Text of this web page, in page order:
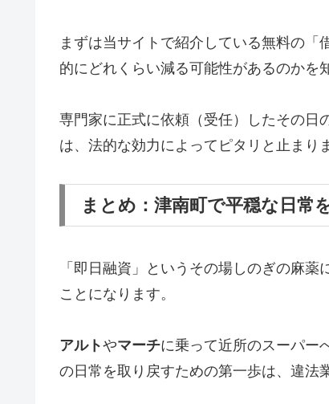
まずは当サイトで紹介している無料の
的にどれくらい減る可能性があるのかを
専門家に正式に依頼（受任）したその日
は、法的な効力によってピタリと止まり
まとめ：津南町で平穏な日常
「即日融資」というその場しのぎの麻
ことになります。
アルトやマーチに乗って近所のスーパー
の日常を取り戻すための第一歩は、違法